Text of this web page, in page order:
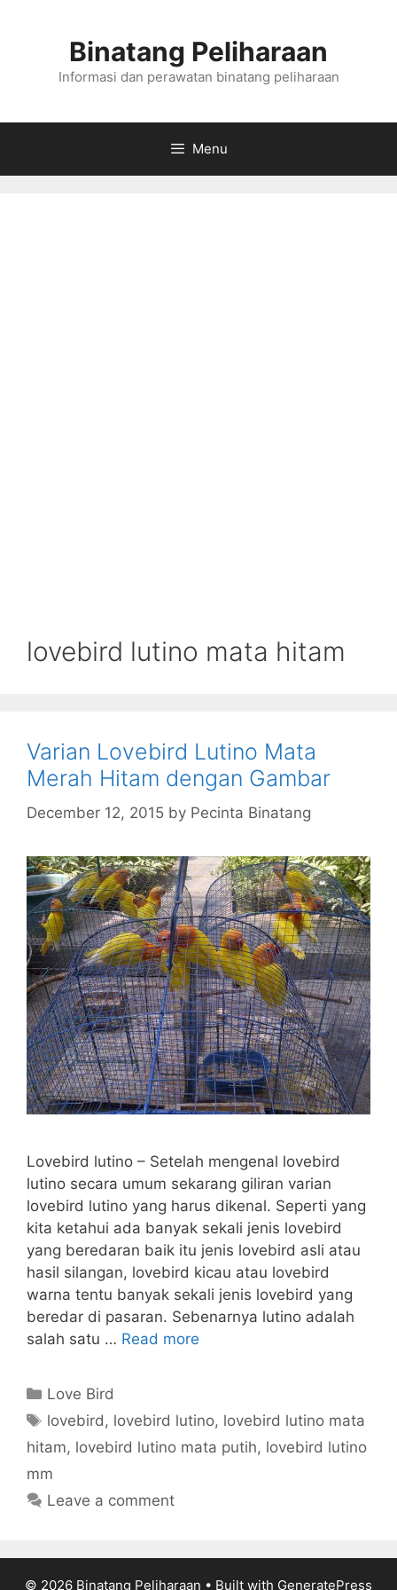
Binatang Peliharaan
Informasi dan perawatan binatang peliharaan
Menu
lovebird lutino mata hitam
Varian Lovebird Lutino Mata
Merah Hitam dengan Gambar
December 12, 2015 by Pecinta Binatang
Lovebird lutino – Setelah mengenal lovebird
lutino secara umum sekarang giliran varian
lovebird lutino yang harus dikenal. Seperti yang
kita ketahui ada banyak sekali jenis lovebird
yang beredaran baik itu jenis lovebird asli atau
hasil silangan, lovebird kicau atau lovebird
warna tentu banyak sekali jenis lovebird yang
beredar di pasaran. Sebenarnya lutino adalah
salah satu … Read more
Categories
Love Bird
Tags
lovebird , lovebird lutino, lovebird lutino mata
hitam, lovebird lutino mata putih, lovebird lutino
mm
Leave a comment
© 2026 Binatang Peliharaan • Built with GeneratePress